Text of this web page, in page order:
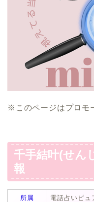
※このページはプロモ
千手結叶(せん
報
所属 電話占いピュ